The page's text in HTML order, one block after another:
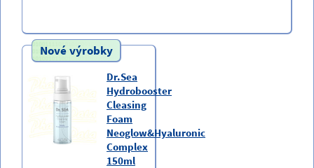
Nové výrobky
Dr.Sea
Hydrobooster
Cleasing
Foam
Neoglow&Hyaluronic
Complex
150ml